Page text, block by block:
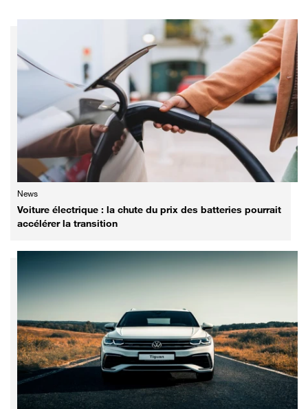
News
Voiture électrique : la chute du prix des batteries pourrait
accélérer la transition